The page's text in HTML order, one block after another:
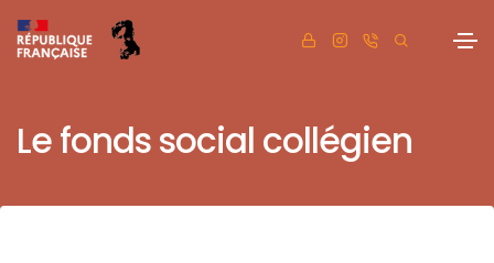
Le fonds social collégien